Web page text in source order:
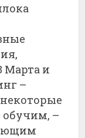
Марта и
–
–